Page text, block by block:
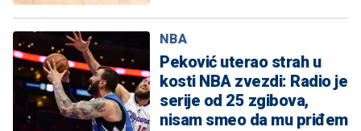
NBA
Peković uterao strah u
kosti NBA zvezdi: Radio je
serije od 25 zgibova,
nisam smeo da mu priđem